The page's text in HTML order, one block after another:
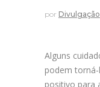
por Divulgação
Alguns
podem
positivo para